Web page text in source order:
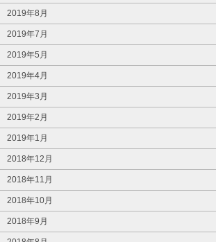
2019年8月
2019年7月
2019年5月
2019年4月
2019年3月
2019年2月
2019年1月
2018年12月
2018年11月
2018年10月
2018年9月